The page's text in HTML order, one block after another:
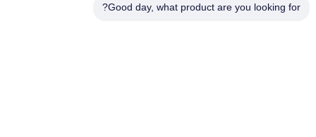
Good day, what product are you looking for?